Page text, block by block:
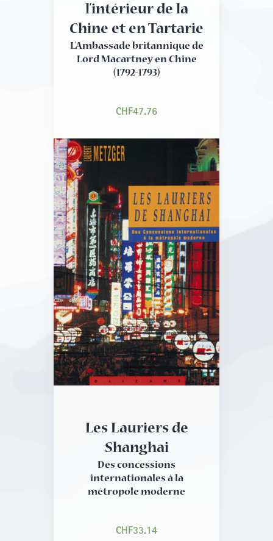
l’intérieur de la
Chine et en Tartarie
L'Ambassade britannique de
Lord Macartney en Chine
(1792-1793)
CHF47.76
Les Lauriers de
Shanghai
Des concessions
internationales à la
métropole moderne
CHF33.14